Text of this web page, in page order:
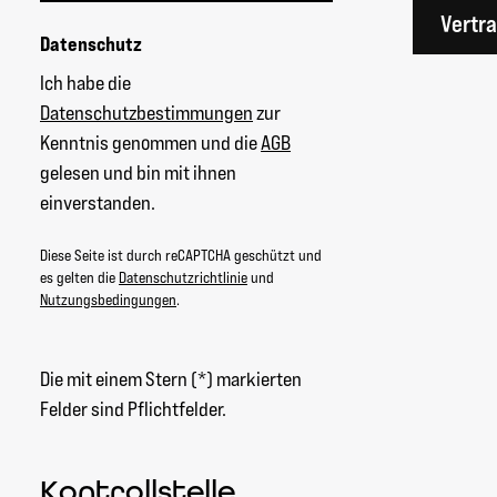
Datenschutz
Ich habe die
Datenschutzbestimmungenzur
Kenntnis genommen und dieAGB
gelesen und bin mit ihnen
einverstanden.
Diese Seite ist durch reCAPTCHA geschützt und
es gelten die Datenschutzrichtlinieund
Nutzungsbedingungen.
Die mit einem Stern (*) markierten
Felder sind Pflichtfelder.